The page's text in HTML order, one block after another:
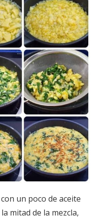
un poco de aceite
mitad de la mezcla,